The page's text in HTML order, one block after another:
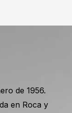
de 1956.
en Roca y